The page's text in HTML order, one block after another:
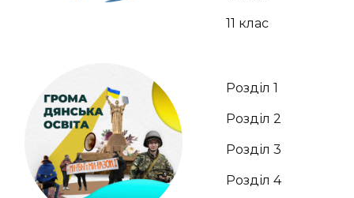
11 клас
Розділ 1
Розділ 2
Розділ 3
Розділ 4